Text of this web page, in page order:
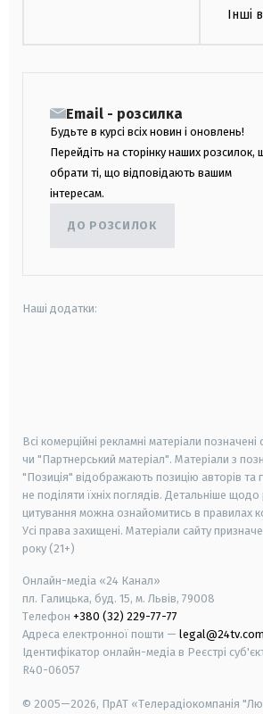
Інші
Email - розсилка
Будьте в курсі всіх новин і оновлень!
Перейдіть на сторінку наших розсилок,
обрати ті, що відповідають вашим
інтересам.
ДО РОЗСИЛОК
Наші додатки:
Всі комерційні рекламні матеріали
чи "Партнерський матеріал". Матеріали з
"Позиція" відображають позицію авторів та
не поділяти їхніх поглядів. Детальніше
цитування можна ознайомитись в правилах
Усі права захищені. Матеріали сайту
року (21+)
Онлайн-медіа «24 Канал»
пл. Галицька, буд. 15, м. Львів, 79008
Телефон +380 (32) 229-77-77
Адреса електронної пошти —
Ідентифікатор онлайн-медіа в Реєстрі
R40-06057
© 2005—2026, ПрАТ «Телерадіокомпанія